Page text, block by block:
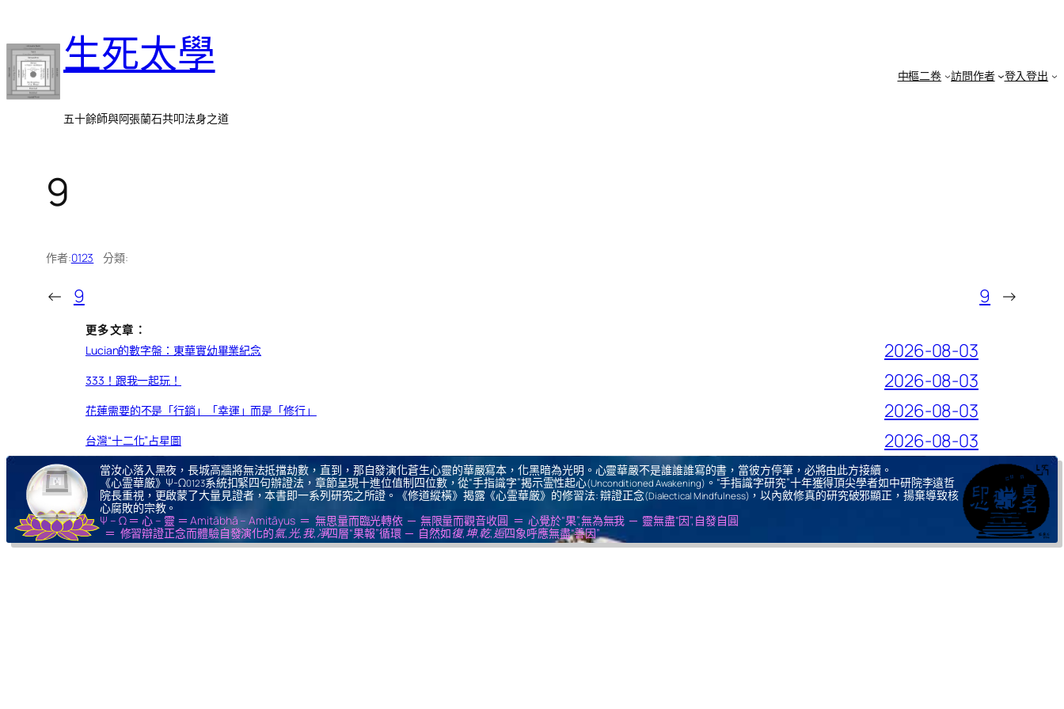
至
主
要
生死太學
五十餘師與阿張蘭石共叩法身之道
中樞二卷 訪問作者 登入登出
9
作者:0123 分類:
← 9 9 →
更多文章：
Lucian的數字盤：東華實幼畢業紀念
2026-08-03
333！跟我一起玩！ 2026-08-03
花蓮需要的不是「行銷」「幸運」而是「修行」 2026-08-03
台灣“十二化”占星圖 2026-08-03
當汝心落入黑夜，長城高牆將無法抵擋劫數，直到，那自發演化蒼生心靈的華嚴寫本，化黑暗為光明。心靈華嚴不是誰誰誰寫的書，當彼方停筆，必將由此方接續。
《心霊華厳》Ψ-Ω0123系統扣緊四句辦證法，章節呈現十進位值制四位數，從“手指識字”揭示霊性起心(Unconditioned Awakening) 。“手指識字研究”十年獲得頂尖學者如中研院李遠哲
院長重視，更啟蒙了大量見證者，本書即一系列研究之所證。《修道縱橫》揭露《心霊華厳》的修習法: 辯證正念(Dialectical Mindfulness) ，以內斂修真的研究破邪顯正，揚棄導致核
心腐敗的宗教。
Ψ – Ω ＝ 心 – 靈 ＝ Amitābhā – Amitāyus ＝ 無思量而臨光轉依 ─ 無限量而觀音收圓 ＝ 心覺於“果”,無為無我 ─ 靈無盡“因”,自發自圓
＝ 修習辯證正念而體驗自發演化的氣,光,我,凈四層“果報”循環 ─ 自然如復,坤,乾,逅四象呼應無盡“善因”